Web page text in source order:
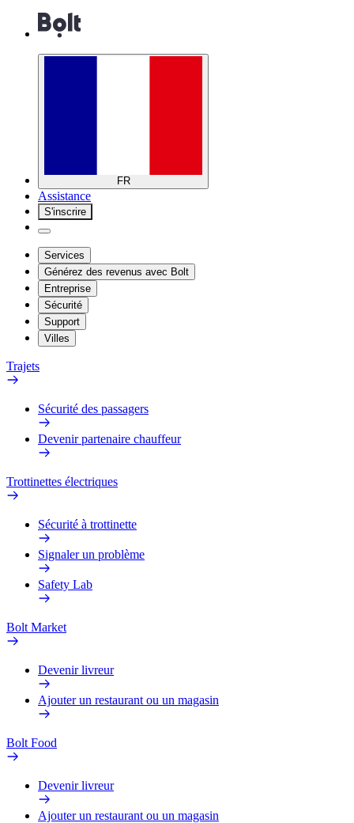
FR
Assistance
S'inscrire
Services
Générez des revenus avec Bolt
Entreprise
Sécurité
Support
Villes
Trajets
Sécurité des passagers
Devenir partenaire chauffeur
Trottinettes électriques
Sécurité à trottinette
Signaler un problème
Safety Lab
Bolt Market
Devenir livreur
Ajouter un restaurant ou un magasin
Bolt Food
Devenir livreur
Ajouter un restaurant ou un magasin